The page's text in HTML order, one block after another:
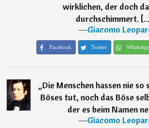
wirklichen, der doch
durchschimmert.
―Giacomo
Facebook Twitter WhatsApp
„Die Menschen hassen nie so
Böses tut, noch das Böse
der es beim Namen
―Giacomo